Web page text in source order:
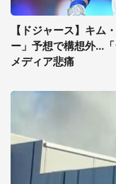
【ドジャース】キム
ー」予想で構想外...
メディア悲痛